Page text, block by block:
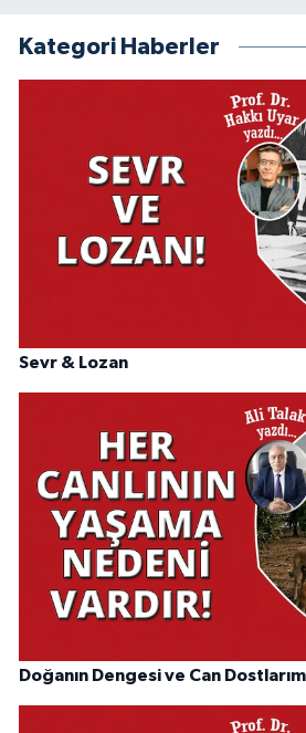
Kategori Haberler
Sevr & Lozan
Doğanın Dengesi ve Can